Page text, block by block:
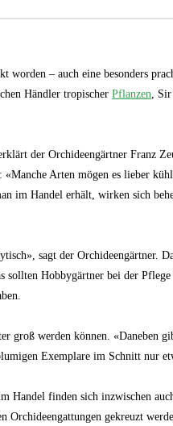
– auch eine besonders
Händler tropischer Pflanzen,
der Orchideengärtner Franz
Arten mögen es lieber
im Handel erhält, wirken sich
sagt der Orchideengärtner.
sollten Hobbygärtner bei der
groß werden können. «Daneben
Exemplare im Schnitt nur
Handel finden sich inzwischen
gekreuzt